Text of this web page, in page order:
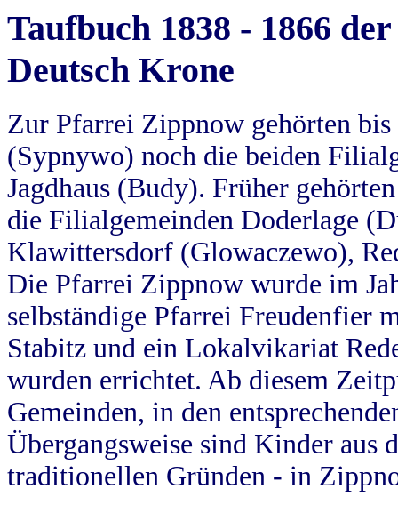
Taufbuch 1838 - 1866
Deutsch Krone
Zur Pfarrei Zippnow gehörten
(Sypnywo) noch die beiden
Jagdhaus (Budy). Früher
die Filialgemeinden Doderlage
Klawittersdorf (Glowaczewo),
Die Pfarrei Zippnow wurde im
selbständige Pfarrei Freudenfier
Stabitz und ein Lokalvikariat
wurden errichtet. Ab diesem
Gemeinden, in den
Übergangsweise sind Kinder aus
traditionellen Gründen - in